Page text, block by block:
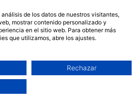
la charla gratuita
LGTBI+ a los grupos" a
y Març Llinàs. Esta actividad
a todo
de los datos de nuestros visitantes,
mostrar contenido personalizado y
en el sitio web. Para obtener más
que utilizamos, abre los ajustes.
Rechazar